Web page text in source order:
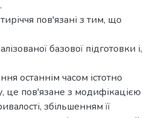
пов'язані з тим, що
базової підготовки і,
останнім часом істотно
це пов'язане з модифікацією
збільшенням її